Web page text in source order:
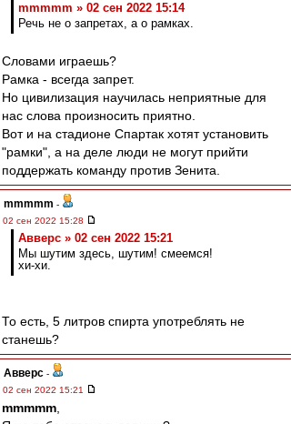
mmmmm » 02 сен 2022 15:14
Речь не о запретах, а о рамках.
Словами играешь?
Рамка - всегда запрет.
Но цивилизация научилась неприятные для
нас слова произносить приятно.
Вот и на стадионе Спартак хотят установить
"рамки", а на деле люди не могут прийти
поддержать команду против Зенита.
mmmmm -
02 сен 2022 15:28
Авверс » 02 сен 2022 15:21
Мы шутим здесь, шутим! смеемся!
хи-хи.
То есть, 5 литров спирта употреблять не
станешь?
Авверс -
02 сен 2022 15:21
mmmmm